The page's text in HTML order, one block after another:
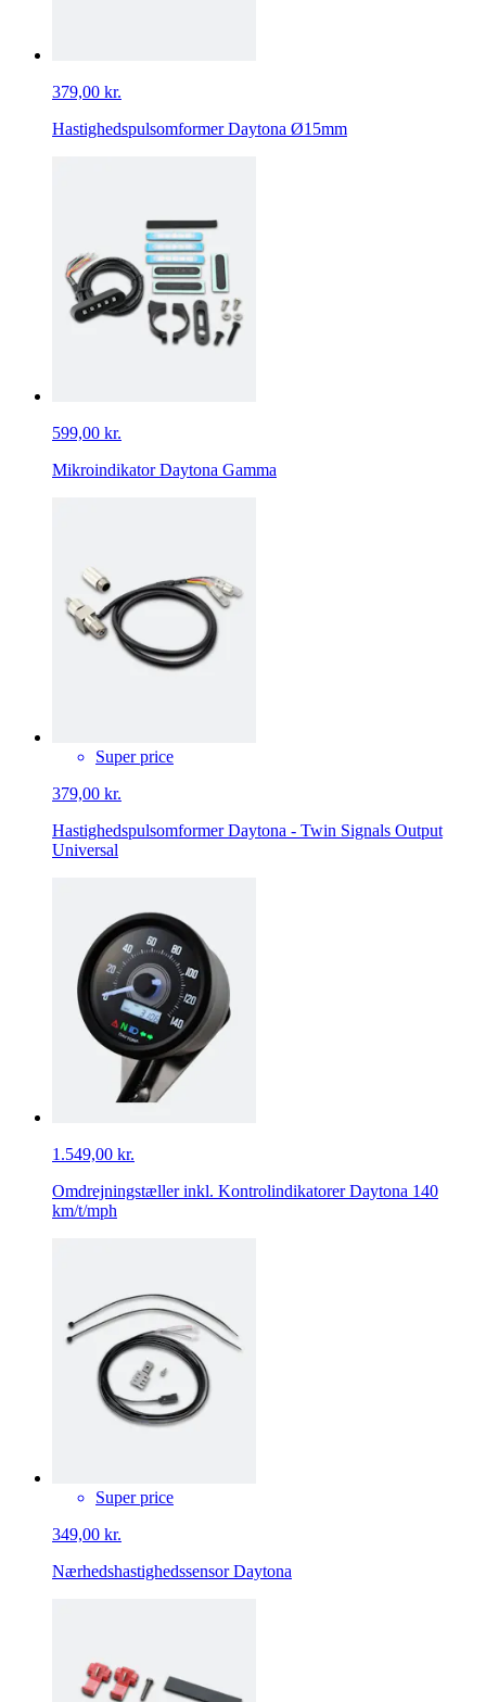
379,00 kr.
Hastighedspulsomformer Daytona Ø15mm
599,00 kr.
Mikroindikator Daytona Gamma
Super price
379,00 kr.
Hastighedspulsomformer Daytona - Twin Signals Output
Universal
1.549,00 kr.
Omdrejningstæller inkl. Kontrolindikatorer Daytona 140
km/t/mph
Super price
349,00 kr.
Nærhedshastighedssensor Daytona